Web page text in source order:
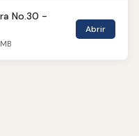
No.30 -
Abrir